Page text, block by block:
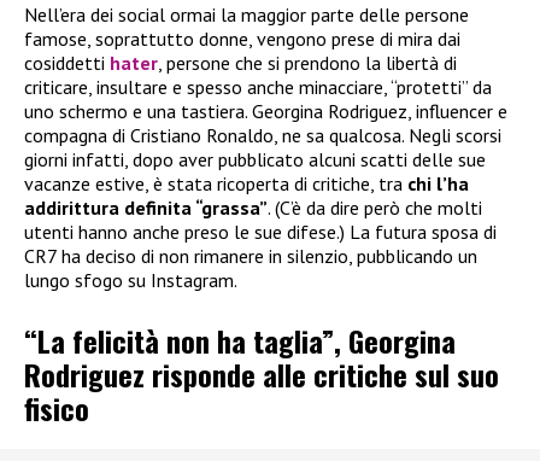
Nell’era dei social ormai la maggior parte delle persone
famose, soprattutto donne, vengono prese di mira dai
cosiddetti hater , persone che si prendono la libertà di
criticare, insultare e spesso anche minacciare, “protetti” da
uno schermo e una tastiera. Georgina Rodriguez, influencer e
compagna di Cristiano Ronaldo, ne sa qualcosa. Negli scorsi
giorni infatti, dopo aver pubblicato alcuni scatti delle sue
vacanze estive, è stata ricoperta di critiche, tra chi l’ha
addirittura definita “grassa”. (C’è da dire però che molti
utenti hanno anche preso le sue difese.) La futura sposa di
CR7 ha deciso di non rimanere in silenzio, pubblicando un
lungo sfogo su Instagram.
“La felicità non ha taglia”, Georgina
Rodriguez risponde alle critiche sul suo
fisico